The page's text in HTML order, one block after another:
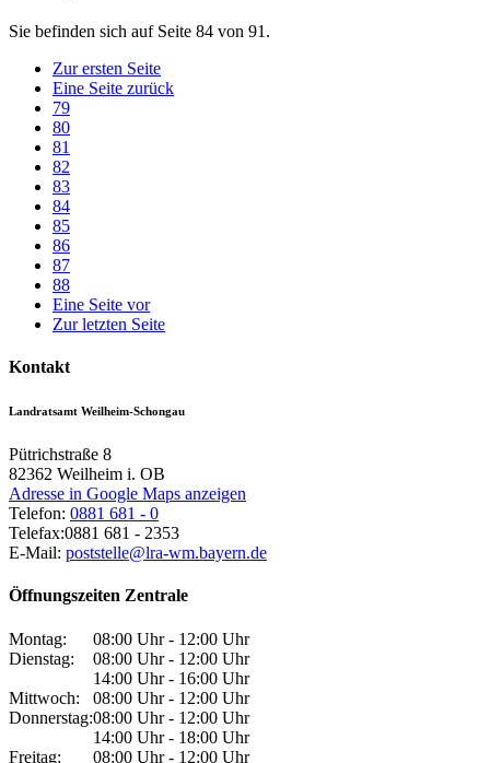
Sie befinden sich auf Seite 84 von 91.
Zur ersten Seite
Eine Seite zurück
79
80
81
82
83
84
85
86
87
88
Eine Seite vor
Zur letzten Seite
Kontakt
Landratsamt Weilheim-Schongau
Pütrichstraße 8
82362 Weilheim i. OB
Adresse in Google Maps anzeigen
Telefon: 0881 681 - 0
Telefax:0881 681 - 2353
E-Mail: poststelle@lra-wm.bayern.de
Öffnungszeiten Zentrale
Montag:
08:00 Uhr - 12:00 Uhr
Dienstag:
08:00 Uhr - 12:00 Uhr
14:00 Uhr - 16:00 Uhr
Mittwoch:
08:00 Uhr - 12:00 Uhr
Donnerstag:08:00 Uhr - 12:00 Uhr
14:00 Uhr - 18:00 Uhr
Freitag:
08:00 Uhr - 12:00 Uhr